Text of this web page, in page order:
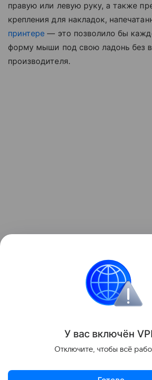
правую или левую руку, а также
крепления для накладок,
принтере — это позволило бы
форму мыши под свою ладонь без
производителя.
Также недавно рассказывали, что
выпустила первый настольный 3D-
полноцветной печатью.
У вас включён VP
Отключите, чтобы всё